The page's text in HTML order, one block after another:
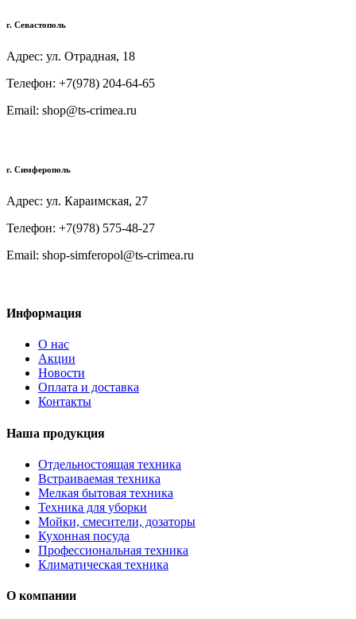
г. Севастополь
Адрес: ул. Отрадная, 18
Телефон: +7(978) 204-64-65
Email: shop@ts-crimea.ru
г. Симферополь
Адрес: ул. Караимская, 27
Телефон: +7(978) 575-48-27
Email: shop-simferopol@ts-crimea.ru
Информация
О нас
Акции
Новости
Оплата и доставка
Контакты
Наша продукция
Отдельностоящая техника
Встраиваемая техника
Мелкая бытовая техника
Техника для уборки
Мойки, смесители, дозаторы
Кухонная посуда
Профессиональная техника
Климатическая техника
О компании